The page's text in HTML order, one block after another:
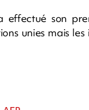
effectué son
unies mais